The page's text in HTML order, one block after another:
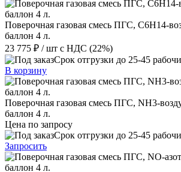
Поверочная газовая смесь ПГС, C6H14-
баллон 4 л.
23 775 ₽ / шт с НДС (22%)
Срок отгрузки до 25-45
В корзину
Поверочная газовая смесь ПГС, NH3-
баллон 4 л.
Цена по запросу
Срок отгрузки до 25-45
Запросить